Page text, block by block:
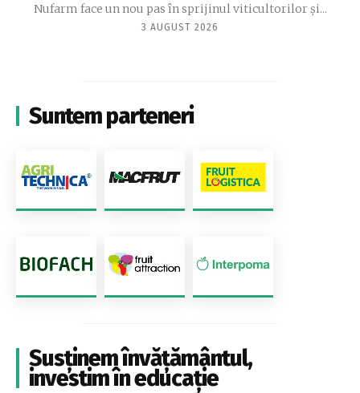
Nufarm face un nou pas în sprijinul viticultorilor și...
3 AUGUST 2026
Suntem parteneri
Susținem învățământul,
investim în educație